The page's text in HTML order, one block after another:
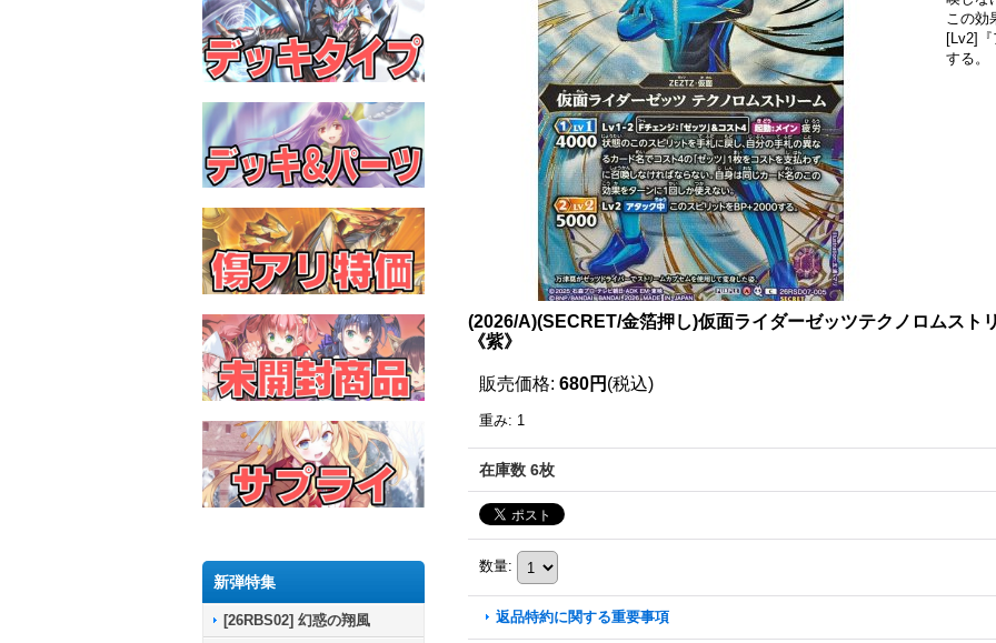
新弾特集
[26RBS02] 幻惑の翔風
この効
[Lv2]
する。
(2026/A)(SECRET/金箔押し)仮面ライダーゼッツテクノロムスト
《紫》
販売価格: 680円 (税込)
重み: 1
在庫数 6枚
数量:
返品特約に関する重要事項